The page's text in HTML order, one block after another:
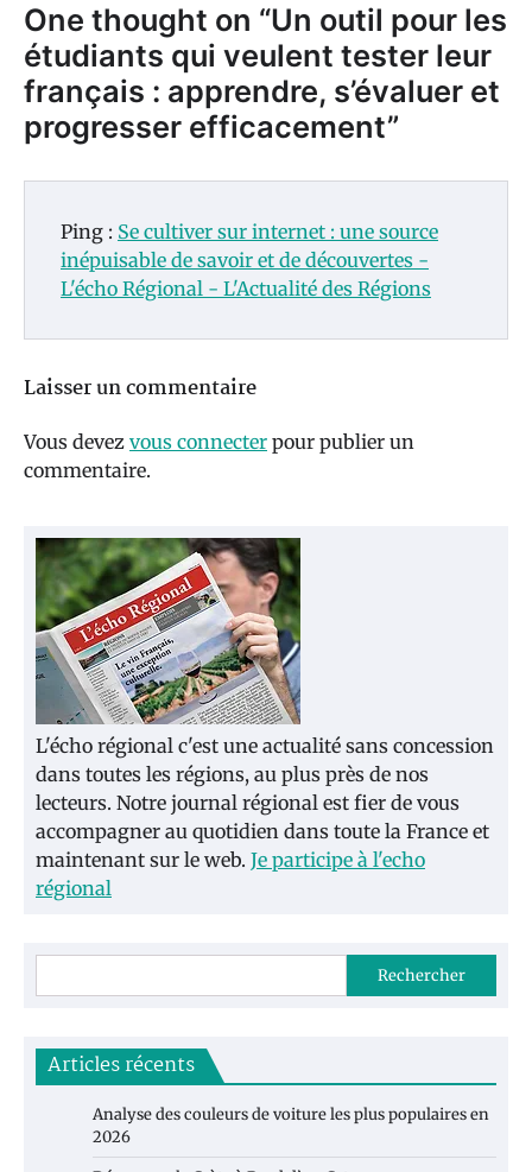
One thought on “Un outil pour les
étudiants qui veulent tester leur
français : apprendre, s’évaluer et
progresser efficacement”
Ping : Se cultiver sur internet : une source
inépuisable de savoir et de découvertes -
L'écho Régional - L'Actualité des Régions
Laisser un commentaire
Vous devez vous connecter pour publier un
commentaire.
L'écho régional c'est une actualité sans concession
dans toutes les régions, au plus près de nos
lecteurs. Notre journal régional est fier de vous
accompagner au quotidien dans toute la France et
maintenant sur le web. Je participe à l'echo
régional
Rechercher
Articles récents
Analyse des couleurs de voiture les plus populaires en
2026